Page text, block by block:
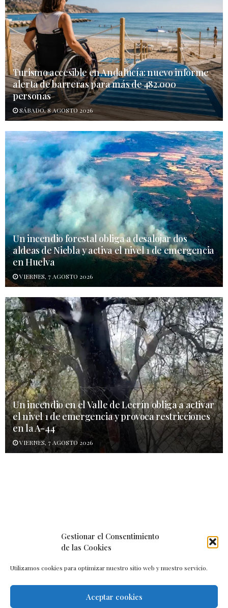
Gestionar el Consentimiento
de las Cookies
Utilizamos cookies para optimizar nuestro sitio web y nuestro servicio.
Aceptar cookies
Turismo accesible en Andalucía: nuevo informe
alerta de barreras para más de 482.000
personas
SÁBADO, 8 AGOSTO 2026
Un incendio forestal obliga a desalojar dos
aldeas de Niebla y activa el nivel 1 de emergencia
en Huelva
VIERNES, 7 AGOSTO 2026
Un incendio en el Valle de Lecrín obliga a activar
el nivel 1 de emergencia y provoca restricciones
en la A-44
VIERNES, 7 AGOSTO 2026